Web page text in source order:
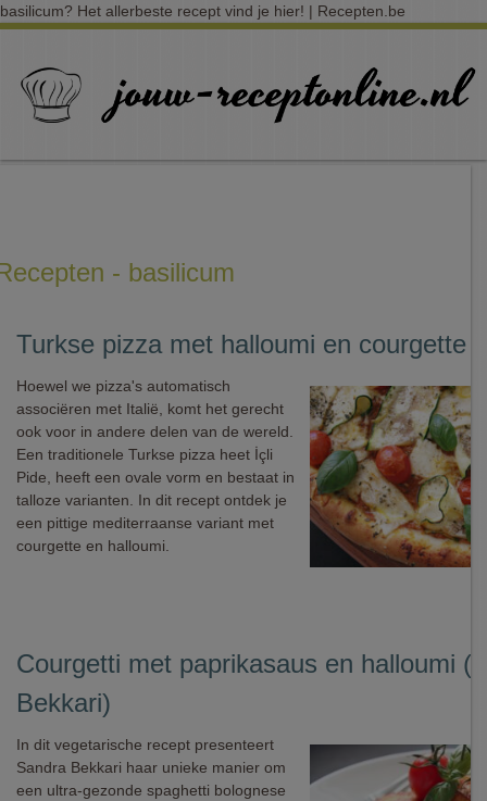
basilicum? Het allerbeste recept vind je hier! | Recepten.be
- basilicum
Turkse pizza met halloumi en courgette
Hoewel we pizza's automatisch
associëren met Italië, komt het gerecht
ook voor in andere delen van de wereld.
Een traditionele Turkse pizza heet İçli
Pide, heeft een ovale vorm en bestaat in
talloze varianten. In dit recept ontdek je
een pittige mediterraanse variant met
courgette en halloumi.
Courgetti met paprikasaus en halloumi
Bekkari)
In dit vegetarische recept presenteert
Sandra Bekkari haar unieke manier om
een ultra-gezonde spaghetti bolognese